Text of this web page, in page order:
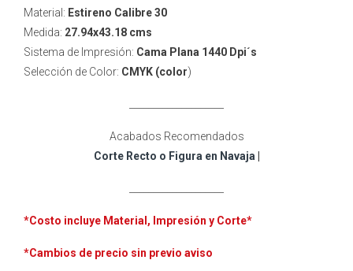
Material: Estireno Calibre 30
Medida: 27.94x43.18 cms
Sistema de Impresión: Cama Plana 1440 Dpi´s
Selección de Color: CMYK (color)
Acabados Recomendados
Corte Recto o Figura en Navaja
*Costo incluye Material, Impresión y Corte*
*Cambios de precio sin previo aviso